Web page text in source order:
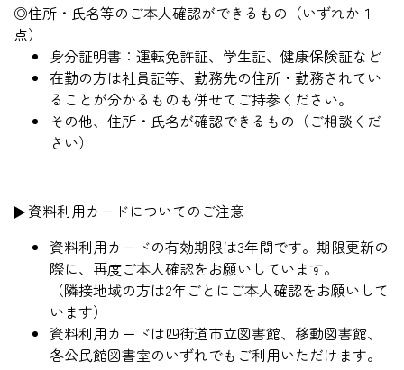
◎住所・氏名等のご本人確認ができるもの（いずれか１
点）
身分証明書：運転免許証、学生証、健康保険証など
在勤の方は社員証等、勤務先の住所・勤務されてい
ることが分かるものも併せてご持参ください。
その他、住所・氏名が確認できるもの（ご相談くだ
さい）
資料利用カードについてのご注意
資料利用カードの有効期限は3年間です。期限更新の
際に、再度ご本人確認をお願いしています。
（隣接地域の方は2年ごとにご本人確認をお願いして
います）
資料利用カードは四街道市立図書館、移動図書館、
各公民館図書室のいずれでもご利用いただけます。